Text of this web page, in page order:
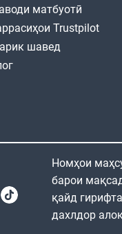
матбуотӣ
Trustpilot
шавед
Номҳои
барои
қайд
дахлдор